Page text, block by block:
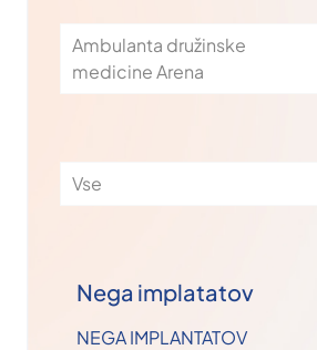
Ambulanta družinske
medicine Arena
Vse
Nega implatatov
NEGA IMPLANTATOV